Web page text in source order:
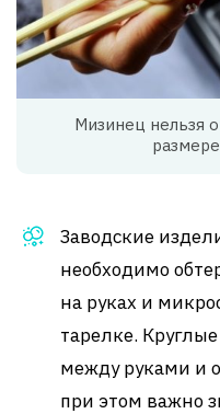
Мизинец нельзя
Заводские
необходимо
на руках и
тарелке.
между руками и
при этом важно